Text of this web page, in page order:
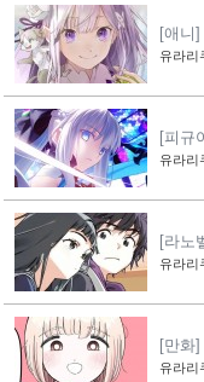
[애니]
계 생
유라리
[피규
페이
유라리
[라노
표지
유라리
[만화]
메이
유라리